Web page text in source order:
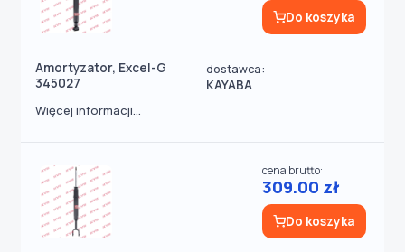
Amortyzator, Excel-G
345027
dostawca:
KAYABA
Do koszyka
Więcej informacji...
cena brutto:
309.00 zł
Do koszyka